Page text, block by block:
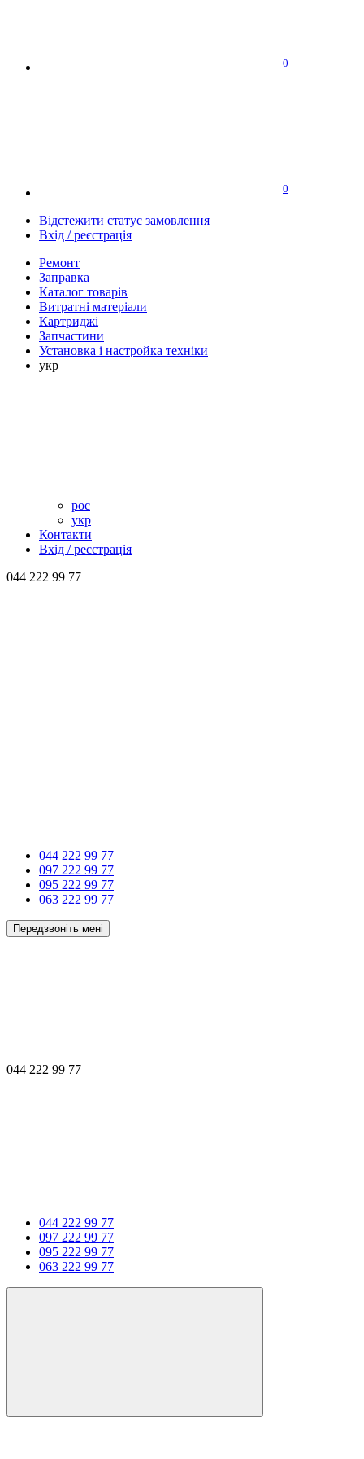
0
0
Відстежити статус замовлення
Вхід / реєстрація
Ремонт
Заправка
Каталог товарів
Витратні матеріали
Картриджі
Запчастини
Установка і настройка техніки
укр
рос
укр
Контакти
Вхід / реєстрація
044 222 99 77
044 222 99 77
097 222 99 77
095 222 99 77
063 222 99 77
Передзвоніть мені
044 222 99 77
044 222 99 77
097 222 99 77
095 222 99 77
063 222 99 77